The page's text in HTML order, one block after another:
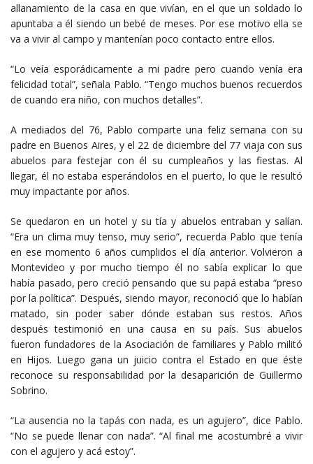
allanamiento de la casa en que vivían, en el que un soldado lo
apuntaba a él siendo un bebé de meses. Por ese motivo ella se
va a vivir al campo y mantenían poco contacto entre ellos.
“Lo veía esporádicamente a mi padre pero cuando venía era
felicidad total”, señala Pablo. “Tengo muchos buenos recuerdos
de cuando era niño, con muchos detalles”.
A mediados del 76, Pablo comparte una feliz semana con su
padre en Buenos Aires, y el 22 de diciembre del 77 viaja con sus
abuelos para festejar con él su cumpleaños y las fiestas. Al
llegar, él no estaba esperándolos en el puerto, lo que le resultó
muy impactante por años.
Se quedaron en un hotel y su tía y abuelos entraban y salían.
“Era un clima muy tenso, muy serio”, recuerda Pablo que tenía
en ese momento 6 años cumplidos el día anterior. Volvieron a
Montevideo y por mucho tiempo él no sabía explicar lo que
había pasado, pero creció pensando que su papá estaba “preso
por la política”. Después, siendo mayor, reconoció que lo habían
matado, sin poder saber dónde estaban sus restos. Años
después testimonió en una causa en su país. Sus abuelos
fueron fundadores de la Asociación de familiares y Pablo militó
en Hijos. Luego gana un juicio contra el Estado en que éste
reconoce su responsabilidad por la desaparición de Guillermo
Sobrino.
“La ausencia no la tapás con nada, es un agujero”, dice Pablo.
“No se puede llenar con nada”. “Al final me acostumbré a vivir
con el agujero y acá estoy”.